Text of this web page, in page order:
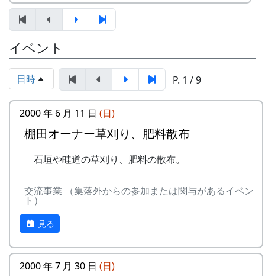
多可町の寺社建築 ～五霊神社を中心に～
京都府立大学文学部歴史学科教授 岸泰子
京都府立大学大学院歴史学専攻 山内愛弓
座談会
参加申込みについて
参加費 : 無料
申込み・問い合せ先 : 那珂ふれあい館
多可町中区東山 539-3
TEL 0795-32-0685 FAX 0795-30-2730
12月3日（日）、県内外から総勢20数名の参加者
を得て、棚田の石積みワークショップが開催され
ました。最初に簡単な自己紹介。遠くは長崎県や
和歌山県からも参加があったり、老若男女、職業
も関心もバラバラ、非常にバラエティーに富んだ
メンバーでした。
開催日
内容
イベント
日時 P. 1 / 9
2000 年 6 月 11 日 (日)
棚田オーナー草刈り、肥料散布
石垣や畦道の草刈り、肥料の散布。
交流事業 （集落外からの参加または関与があるイベン
ト）
見る
2000 年 7 月 30 日 (日)